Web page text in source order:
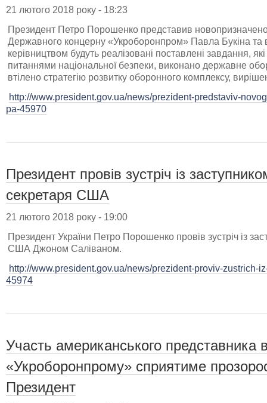
21 лютого 2018 року - 18:23
Президент Петро Порошенко представив
Державного концерну «Укроборонпром» Павла Букіна
керівництвом будуть реалізовані поставлені завдання,
питаннями національної безпеки, виконано державне
втілено стратегію розвитку оборонного комплексу,
http://www.president.gov.ua/news/prezident-predstaviv-
pa-45970
Президент провів зустріч із
секретаря США
21 лютого 2018 року - 19:00
Президент України Петро Порошенко провів зустріч із
США Джоном Саліваном.
http://www.president.gov.ua/news/prezident-proviv-zustrich-
45974
Участь американського представника
«Укроборонпрому» сприятиме
Президент